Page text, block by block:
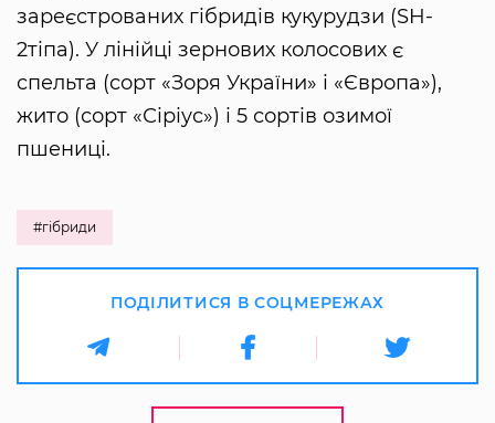
зареєстрованих гібридів кукурудзи (SH-
2тіпа). У лінійці зернових колосових є
спельта (сорт «Зоря України» і «Європа»),
жито (сорт «Сіріус») і 5 сортів озимої
пшениці.
#гібриди
ПОДІЛИТИСЯ В СОЦМЕРЕЖАХ